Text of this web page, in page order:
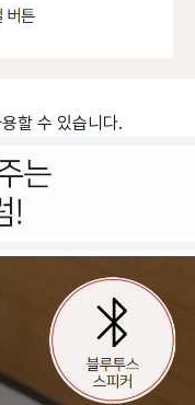
할 수 있습니다.